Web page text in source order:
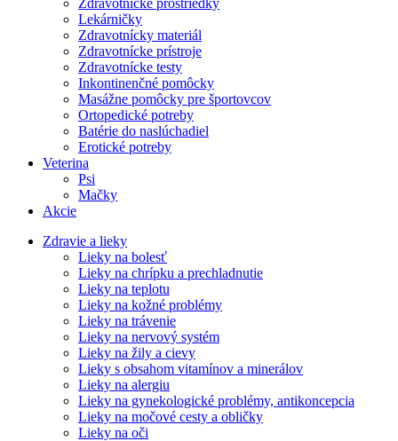
Zdravotnícke prostriedky
Lekárničky
Zdravotnícky materiál
Zdravotnícke prístroje
Zdravotnícke testy
Inkontinenčné pomôcky
Masážne pomôcky pre športovcov
Ortopedické potreby
Batérie do naslúchadiel
Erotické potreby
Veterina
Psi
Mačky
Akcie
Zdravie a lieky
Lieky na bolesť
Lieky na chrípku a prechladnutie
Lieky na teplotu
Lieky na kožné problémy
Lieky na trávenie
Lieky na nervový systém
Lieky na žily a cievy
Lieky s obsahom vitamínov a minerálov
Lieky na alergiu
Lieky na gynekologické problémy, antikoncepcia
Lieky na močové cesty a obličky
Lieky na oči